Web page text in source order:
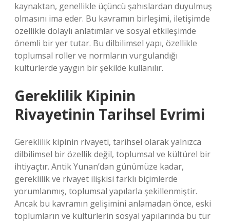
kaynaktan, genellikle üçüncü şahıslardan duyulmuş
olmasını ima eder. Bu kavramın birleşimi, iletişimde
özellikle dolaylı anlatımlar ve sosyal etkileşimde
önemli bir yer tutar. Bu dilbilimsel yapı, özellikle
toplumsal roller ve normların vurgulandığı
kültürlerde yaygın bir şekilde kullanılır.
Gereklilik Kipinin
Rivayetinin Tarihsel Evrimi
Gereklilik kipinin rivayeti, tarihsel olarak yalnızca
dilbilimsel bir özellik değil, toplumsal ve kültürel bir
ihtiyaçtır. Antik Yunan’dan günümüze kadar,
gereklilik ve rivayet ilişkisi farklı biçimlerde
yorumlanmış, toplumsal yapılarla şekillenmiştir.
Ancak bu kavramın gelişimini anlamadan önce, eski
toplumların ve kültürlerin sosyal yapılarında bu tür